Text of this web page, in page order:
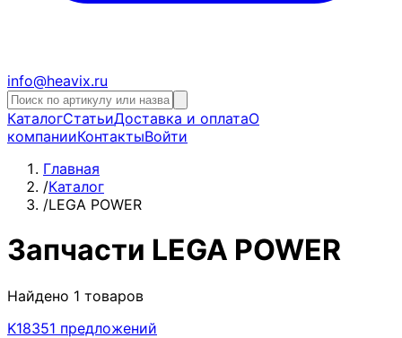
info@heavix.ru
КаталогСтатьиДоставка и оплатаО
компанииКонтактыВойти
Главная
/Каталог
/LEGA POWER
Запчасти LEGA POWER
Найдено 1 товаров
K18351 предложений